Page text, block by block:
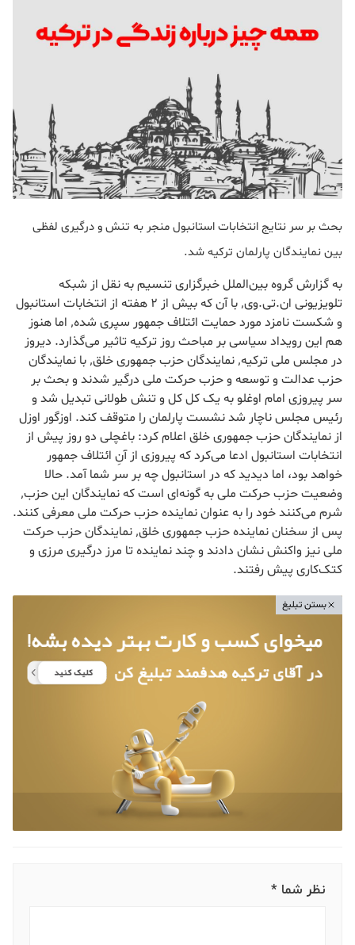
بحث بر سر نتایج انتخابات استانبول منجر به تنش و درگیری لفظی
بین نمایندگان پارلمان ترکیه شد.
به گزارش گروه بین‌الملل خبرگزاری تنسیم به نقل از شبکه
تلویزیونی ان.تی.وی٬ با آن که بیش از 2 هفته از انتخابات استانبول
و شکست نامزد مورد حمایت ائتلاف جمهور سپری شده٬ اما هنوز
هم این رویداد سیاسی بر مباحث روز ترکیه تاثیر می‌گذارد. دیروز
در مجلس ملی ترکیه٬ نمایندگان حزب جمهوری خلق٬ با نمایندگان
حزب عدالت و توسعه و حزب حرکت ملی درگیر شدند و بحث بر
سر پیروزی امام اوغلو به یک کل کل و تنش طولانی تبدیل شد و
رئیس مجلس ناچار شد نشست پارلمان را متوقف کند. اوزگور اوزل
از نمایندگان حزب جمهوری خلق اعلام کرد: باغچلی دو روز پیش از
انتخابات استانبول ادعا می‌کرد که پیروزی از آنِ ائتلاف جمهور
خواهد بود، اما دیدید که در استانبول چه بر سر شما آمد. حالا
وضعیت حزب حرکت ملی به گونه‌ای است که نمایندگان این حزب٬
شرم می‌کنند خود را به عنوان نماینده حزب حرکت ملی معرفی کنند.
پس از سخنان نماینده حزب جمهوری خلق٬ نمایندگان حزب حرکت
ملی نیز واکنش نشان دادند و چند نماینده تا مرز درگیری مرزی و
کتک‌کاری پیش رفتند.
بستن تبلیغ
نظر شما *